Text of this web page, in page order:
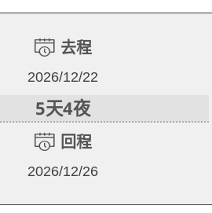
去程
2026/12/22
5天4夜
回程
2026/12/26